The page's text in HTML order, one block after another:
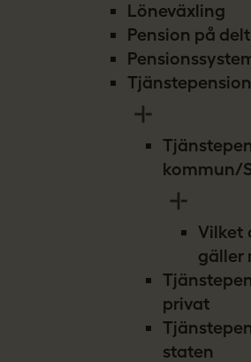
Löneväxling
Pension på
Tjänstepension
kommun/
Vilket
gäller
privat
staten